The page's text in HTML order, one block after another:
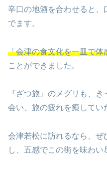
辛口の地酒を合わせると、
でます。
「会津の食文化を一皿で体
ことができました。
『ざつ旅』のメグリも、
会い、旅の疲れを癒してい
会津若松に訪れるなら、
し、五感でこの街を味わい